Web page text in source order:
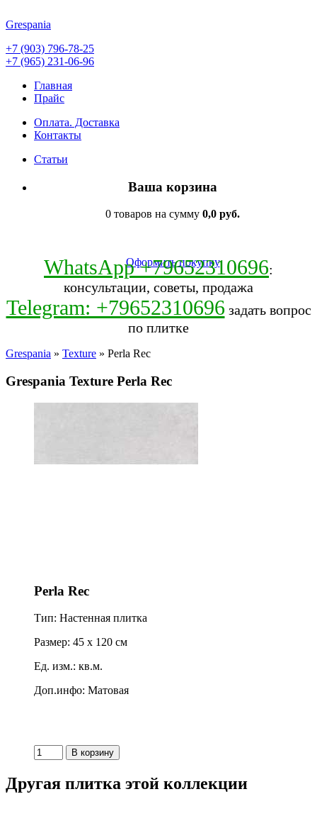
Grespania
+7 (903) 796-78-25
+7 (965) 231-06-96
Главная
Прайс
Оплата. Доставка
Контакты
Статьи
Ваша корзина
0 товаров на сумму 0,0 руб.
Оформить покупку
WhatsApp +79652310696:
консультации, советы, продажа
Telegram: +79652310696 задать вопрос
по плитке
Grespania » Texture » Perla Rec
Grespania Texture Perla Rec
Perla Rec
Тип: Настенная плитка
Размер: 45 x 120 см
Ед. изм.: кв.м.
Доп.инфо: Матовая
Другая плитка этой коллекции